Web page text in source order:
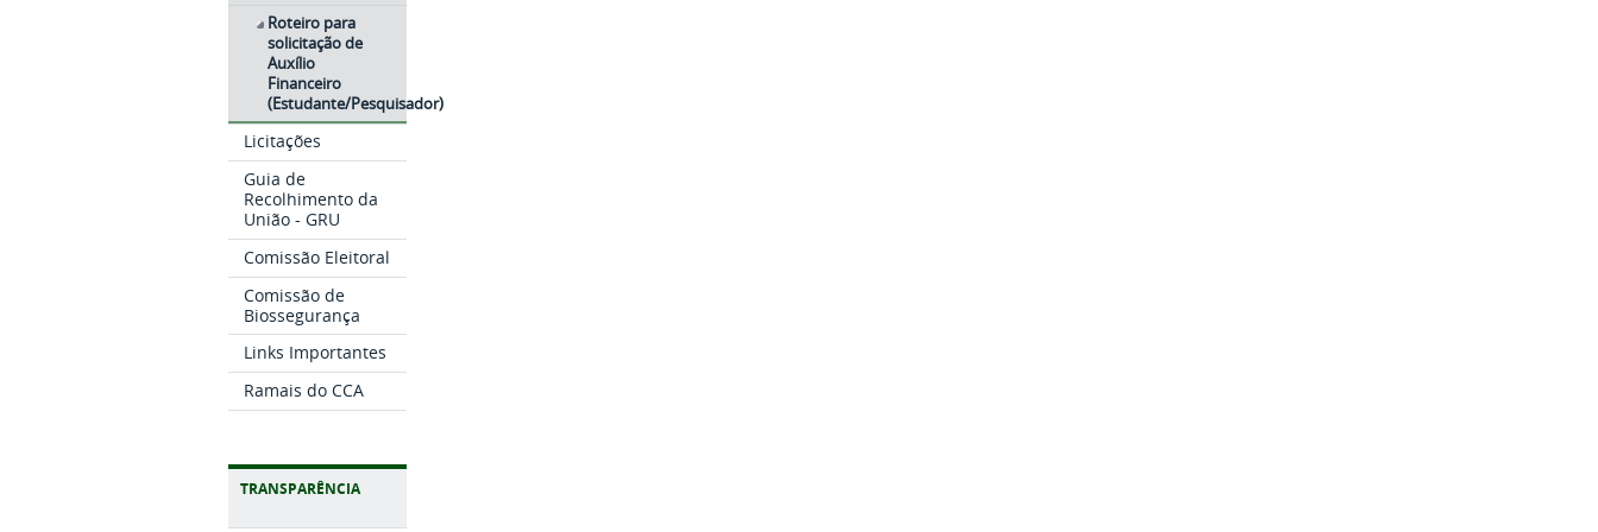
Roteiro para
solicitação de
Auxílio
Financeiro
(Estudante/Pesquisador)
Licitações
Guia de
Recolhimento da
União - GRU
Comissão Eleitoral
Comissão de
Biossegurança
Links Importantes
Ramais do CCA
TRANSPARÊNCIA